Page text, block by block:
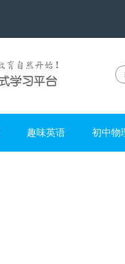
趣味英语 初中物